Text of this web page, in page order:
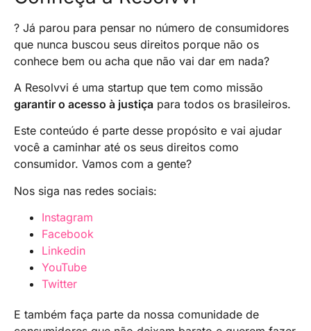
aérea para reagendar o voo, solicitar
reembolso, procurar voos alternativos com
outras companhias aéreas ou considerar o uso
de outros meios de transporte, assim como
? Já parou para pensar no número de consumidores
que nunca buscou seus direitos porque não os
conhece bem ou acha que não vai dar em nada?
A Resolvvi é uma startup que tem como missão
garantir o acesso à justiça para todos os brasileiros.
Este conteúdo é parte desse propósito e vai ajudar
você a caminhar até os seus direitos como
consumidor. Vamos com a gente?
Nos siga nas redes sociais:
Instagram
Facebook
Linkedin
YouTube
Twitter
E também faça parte da nossa comunidade de